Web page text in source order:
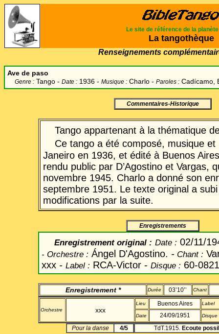
Le site de référence de la planète
La tangothèque
Renseignements
Ave de paso
Genre : Tango - Date : 1936 - Musique : Charlo - Paroles : Cadícamo,
Commentaires-Historique
Tango appartenant à la thématique
Ce tango a été composé, musique
Janeiro en 1936, et édité à Buenos
rendu public par D’Agostino et Vargas,
novembre 1945. Charlo a donné son
septembre 1951. Le texte original a
modifications par la suite.
Enregistrements
Enregistrement original : Date : 02/11/
- Orchestre : Ángel D'Agostino. - Chant:
xxx - Label : RCA-Victor - Disque : 60-0821
Enregistrement * Durée 03’10’’ Chant
Orchestre xxx
Lieu Buenos Aires Label
Date 24/09/1951 Disque
Pour la danse 4/5 TdT.1915. Ecoute